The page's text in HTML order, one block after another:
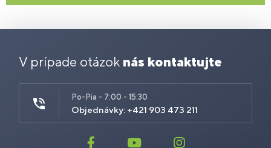
V prípade otázok nás kontaktujte
Po-Pia - 7:00 - 15:30
Objednávky: +421 903 473 211